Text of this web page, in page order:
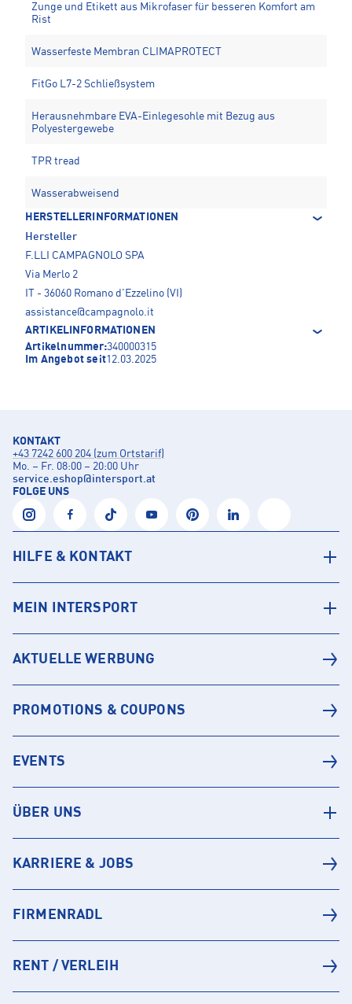
Zunge und Etikett aus Mikrofaser für besseren Komfort am
Rist
Wasserfeste Membran CLIMAPROTECT
FitGo L7-2 Schließsystem
Herausnehmbare EVA-Einlegesohle mit Bezug aus
Polyestergewebe
TPR tread
Wasserabweisend
HERSTELLERINFORMATIONEN
Hersteller
F.LLI CAMPAGNOLO SPA
Via Merlo 2
IT - 36060 Romano d'Ezzelino (VI)
assistance@campagnolo.it
ARTIKELINFORMATIONEN
Artikelnummer:340000315
Im Angebot seit12.03.2025
KONTAKT
+43 7242 600 204 (zum Ortstarif)
Mo. – Fr. 08:00 – 20:00 Uhr
service.eshop@intersport.at
FOLGE UNS
HILFE & KONTAKT
MEIN INTERSPORT
AKTUELLE WERBUNG
PROMOTIONS & COUPONS
EVENTS
ÜBER UNS
KARRIERE & JOBS
FIRMENRADL
RENT / VERLEIH